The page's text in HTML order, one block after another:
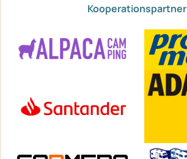
Kooperationspartner